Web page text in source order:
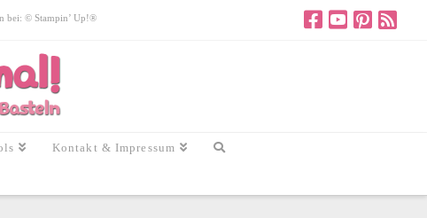
bei: © Stampin’ Up!®
Kontakt & Impressum